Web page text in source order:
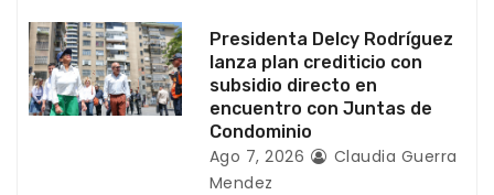
a
d
Presidenta Delcy Rodríguez
lanza plan crediticio con
subsidio directo en
encuentro con Juntas de
Condominio
Ago 7, 2026
Claudia Guerra
Mendez